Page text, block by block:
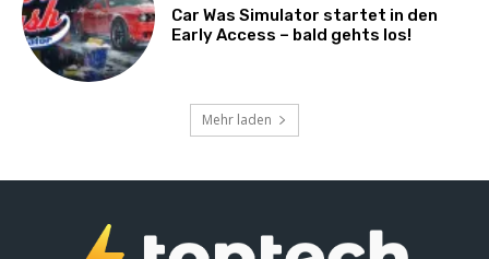
Car Was Simulator startet in den
Early Access – bald gehts los!
Mehr laden